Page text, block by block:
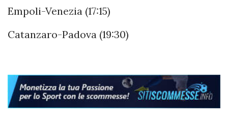
Empoli-Venezia (17:15)
Catanzaro-Padova (19:30)